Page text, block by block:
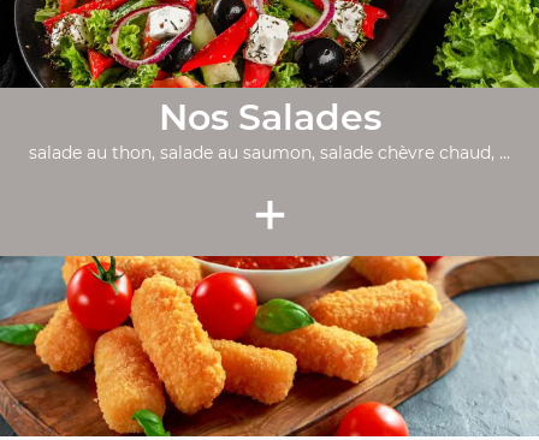
Nos Salades
salade au thon, salade au saumon, salade chèvre chaud, ...
+